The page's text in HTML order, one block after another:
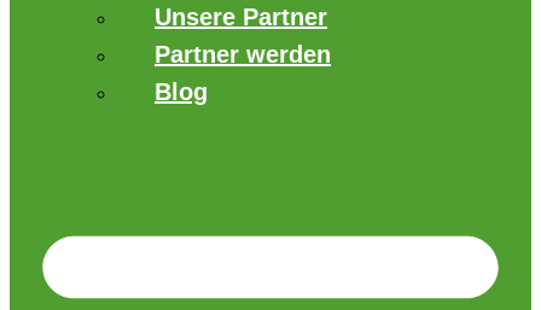
Unsere Partner
Partner werden
Blog